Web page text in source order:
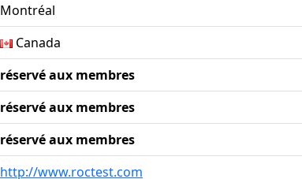
Montréal
Canada
réservé aux membres
réservé aux membres
réservé aux membres
http://www.roctest.com